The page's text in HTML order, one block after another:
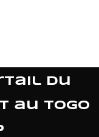
du
au Togo